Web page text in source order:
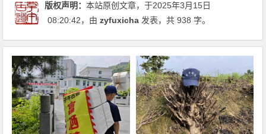
版权声明：本站原创文章，于2025年3月15日
08:20:42，由zyfuxicha 发表，共 938 字。